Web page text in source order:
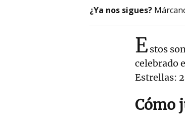
¿Ya nos sigues?
Estos
celebrado
Estrellas:
Cómo